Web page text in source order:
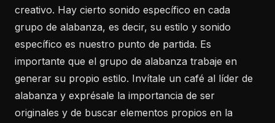
creativo. Hay cierto sonido específico en cada
grupo de alabanza, es decir, su estilo y sonido
específico es nuestro punto de partida. Es
importante que el grupo de alabanza trabaje en
generar su propio estilo. Invítale un café al líder de
alabanza y exprésale la importancia de ser
originales y de buscar elementos propios en la